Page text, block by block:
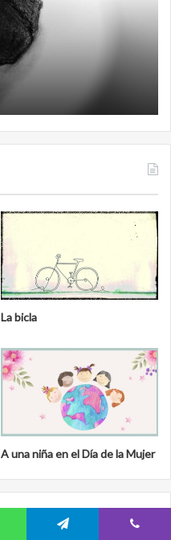
La bicla
A una niña en el Día de la Mujer